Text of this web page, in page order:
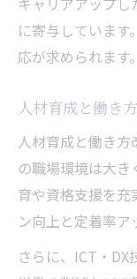
に寄与していま
応が求められます。
人材育成と働き
人材育成と働き
の職場環境は大
育や資格支援を充
ン向上と定着率ア
さらに、ICT・